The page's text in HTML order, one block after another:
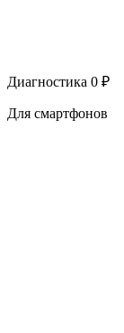
Диагностика 0 ₽
Для смартфонов